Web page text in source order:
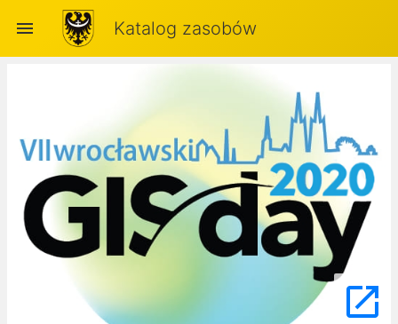
menu Katalog zasobów
launch